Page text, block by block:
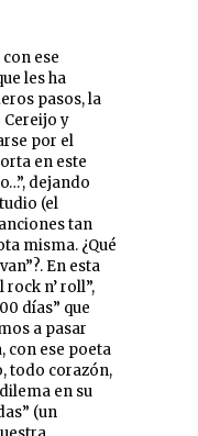
con ese
les ha
pasos, la
Cereijo y
por el
en este
dejando
(el
tan
misma. ¿Qué
En esta
n’ roll”,
días” que
a pasar
con ese poeta
todo corazón,
en su
(un